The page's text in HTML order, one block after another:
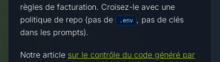
règles de facturation. Croisez-le avec une
politique de repo (pas de
.env , pas de clés
dans les prompts).
Notre article sur le contrôle du code généré par